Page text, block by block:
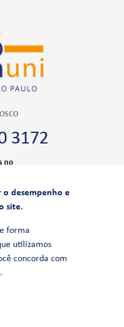
3172
no
o desempenho e
site.
forma
utilizamos
concorda com
.